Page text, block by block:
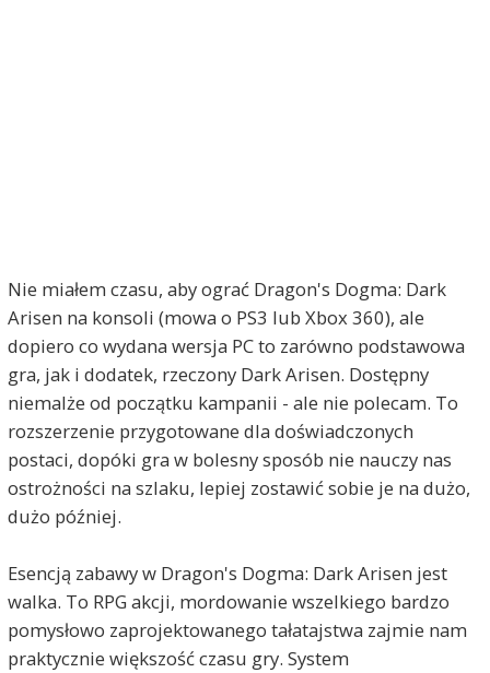
Nie miałem czasu, aby ograć Dragon's Dogma: Dark
Arisen na konsoli (mowa o PS3 lub Xbox 360), ale
dopiero co wydana wersja PC to zarówno podstawowa
gra, jak i dodatek, rzeczony Dark Arisen. Dostępny
niemalże od początku kampanii - ale nie polecam. To
rozszerzenie przygotowane dla doświadczonych
postaci, dopóki gra w bolesny sposób nie nauczy nas
ostrożności na szlaku, lepiej zostawić sobie je na dużo,
dużo później.
Esencją zabawy w Dragon's Dogma: Dark Arisen jest
walka. To RPG akcji, mordowanie wszelkiego bardzo
pomysłowo zaprojektowanego tałatajstwa zajmie nam
praktycznie większość czasu gry. System